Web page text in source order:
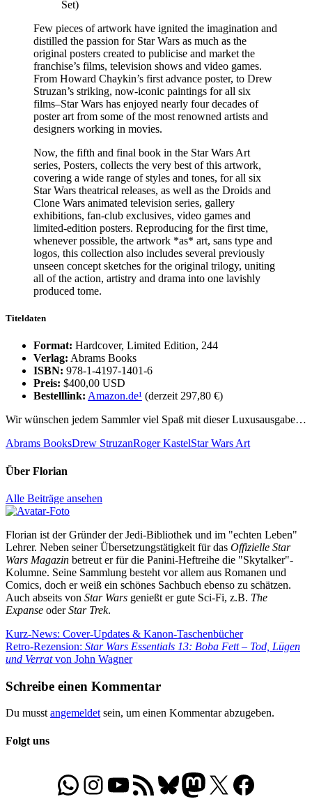
Set)
Few pieces of artwork have ignited the imagination and
distilled the passion for Star Wars as much as the
original posters created to publicise and market the
franchise’s films, television shows and video games.
From Howard Chaykin’s first advance poster, to Drew
Struzan’s striking, now-iconic paintings for all six
films–Star Wars has enjoyed nearly four decades of
poster art from some of the most renowned artists and
designers working in movies.
Now, the fifth and final book in the Star Wars Art
series, Posters, collects the very best of this artwork,
covering a wide range of styles and tones, for all six
Star Wars theatrical releases, as well as the Droids and
Clone Wars animated television series, gallery
exhibitions, fan-club exclusives, video games and
limited-edition posters. Reproducing for the first time,
whenever possible, the artwork *as* art, sans type and
logos, this collection also includes several previously
unseen concept sketches for the original trilogy, uniting
all of the action, artistry and drama into one lavishly
produced tome.
Titeldaten
Format: Hardcover, Limited Edition, 244
Verlag: Abrams Books
ISBN: 978-1-4197-1401-6
Preis: $400,00 USD
Bestelllink: Amazon.de¹ (derzeit 297,80 €)
Wir wünschen jedem Sammler viel Spaß mit dieser Luxusausgabe…
Abrams BooksDrew StruzanRoger KastelStar Wars Art
Über Florian
Alle Beiträge ansehen
Florian ist der Gründer der Jedi-Bibliothek und im "echten Leben"
Lehrer. Neben seiner Übersetzungstätigkeit für das Offizielle Star
Wars Magazin betreut er für die Panini-Heftreihe die "Skytalker"-
Kolumne. Seine Sammlung besteht vor allem aus Romanen und
Comics, doch er weiß ein schönes Sachbuch ebenso zu schätzen.
Auch abseits von Star Wars genießt er gute Sci-Fi, z.B. The
Expanse oderStar Trek.
Beitragsnavigation
Vorheriger
Beitrag:
Kurz-News: Cover-Updates & Kanon-Taschenbücher
Nächster
Beitrag:
Retro-Rezension: Star Wars Essentials 13: Boba Fett – Tod, Lügen
und Verratvon John Wagner
Schreibe einen Kommentar
Du musst angemeldet sein, um einen Kommentar abzugeben.
Folgt uns
WhatsApp
Folgt uns auf Instagram
Besucht unseren YouTube-Kanal
RSS-FeedBluesky
Folgt uns auf Mastodon
X Folgt uns auf